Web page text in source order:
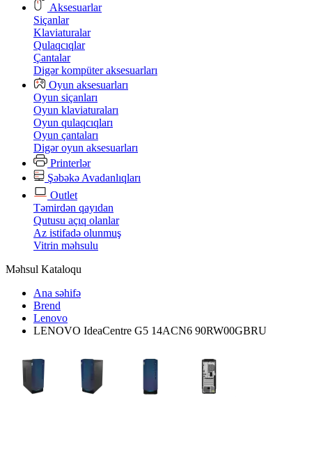
Aksesuarlar
Siçanlar
Klaviaturalar
Qulaqcıqlar
Çantalar
Digər kompüter aksesuarları
Oyun aksesuarları
Oyun siçanları
Oyun klaviaturaları
Oyun qulaqcıqları
Oyun çantaları
Digər oyun aksesuarları
Printerlər
Şəbəkə Avadanlıqları
Outlet
Təmirdən qayıdan
Qutusu açıq olanlar
Az istifadə olunmuş
Vitrin məhsulu
Məhsul Kataloqu
Ana səhifə
Brend
Lenovo
LENOVO IdeaCentre G5 14ACN6 90RW00GBRU